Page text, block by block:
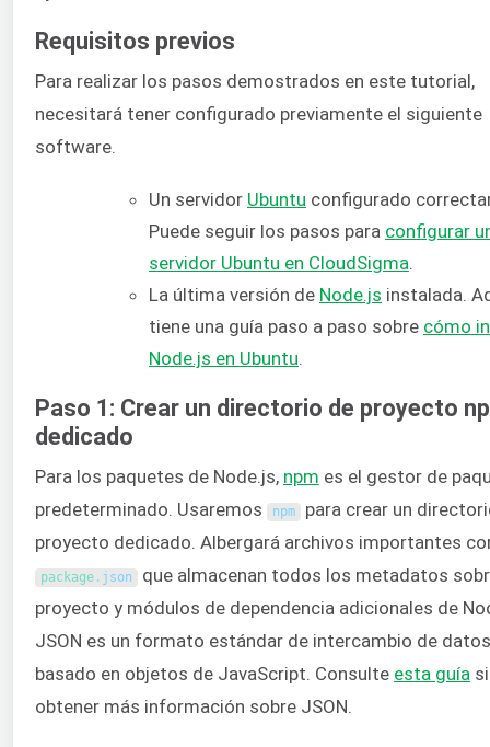
Requisitos previos
Para realizar los pasos demostrados en este tutorial,
necesitará tener configurado previamente el siguiente
software.
Un servidor Ubuntu configurado
Puede seguir los pasos para configurar
servidor Ubuntu en CloudSigma
La última versión de Node.js instalada.
tiene una guía paso a paso sobre cómo
Node.js en Ubuntu
Paso 1: Crear un directorio de proyecto
dedicado
Para los paquetes de Node.js, npm es el gestor de
predeterminado. Usaremos
npm para crear un
proyecto dedicado. Albergará archivos importantes
package. json que almacenan todos los metadatos
proyecto y módulos de dependencia adicionales de
JSON es un formato estándar de intercambio de datos
basado en objetos de JavaScript. Consulte esta guía
obtener más información sobre JSON.